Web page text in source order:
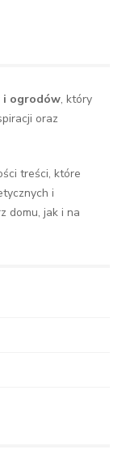
i ogrodów, który
oraz
treści, które
i
domu, jak i na